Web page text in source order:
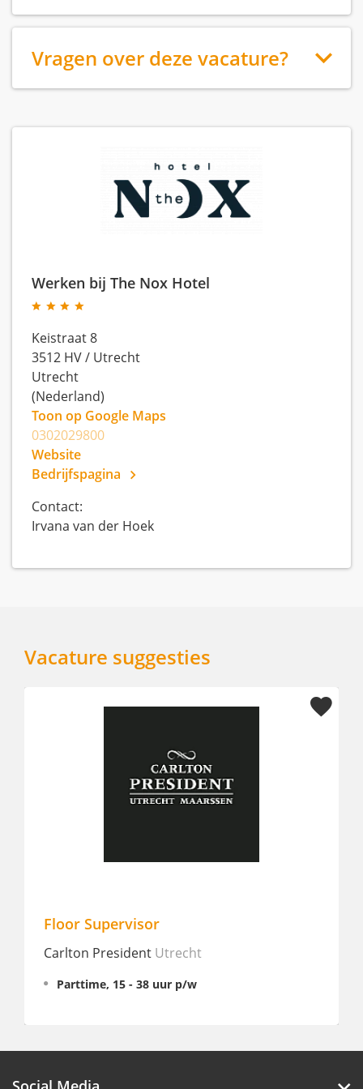
Vragen over deze vacature?
Werken bij The Nox Hotel
Keistraat 8
3512 HV/ Utrecht
Utrecht
(Nederland)
Toon op Google Maps
0302029800
Website
Bedrijfspagina
Contact:
Irvana van der Hoek
Vacature suggesties
Supervisor
PresidentUtrecht
Parttime, 15 - 38 uur p/w